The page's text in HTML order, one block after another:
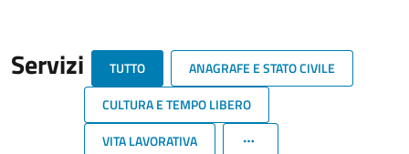
Servizi TUTTO
ANAGRAFE E STATO CIVILE
CULTURA E TEMPO LIBERO
VITA LAVORATIVA